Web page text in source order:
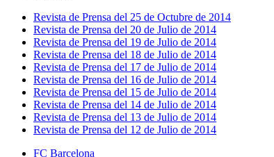
Revista de Prensa del 25 de Octubre de 2014
Revista de Prensa del 20 de Julio de 2014
Revista de Prensa del 19 de Julio de 2014
Revista de Prensa del 18 de Julio de 2014
Revista de Prensa del 17 de Julio de 2014
Revista de Prensa del 16 de Julio de 2014
Revista de Prensa del 15 de Julio de 2014
Revista de Prensa del 14 de Julio de 2014
Revista de Prensa del 13 de Julio de 2014
Revista de Prensa del 12 de Julio de 2014
FC Barcelona